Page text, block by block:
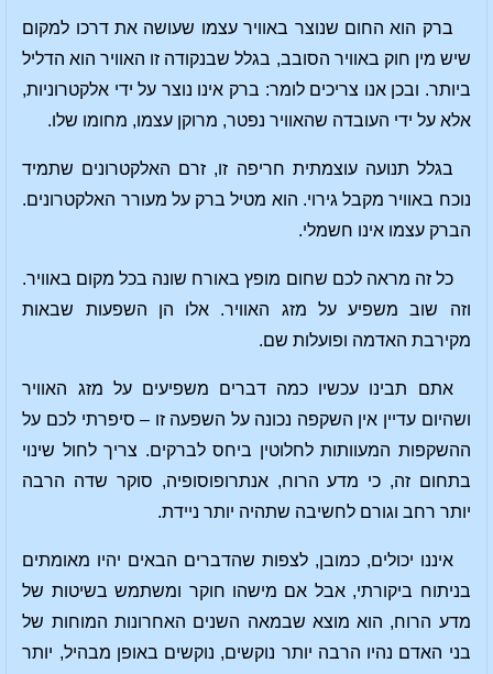
ברק הוא החום שנוצר באוויר עצמו שעושה את דרכו למקום
שיש מין חוק באוויר הסובב, בגלל שבנקודה זו האוויר הוא הדליל
ביותר. ובכן אנו צריכים לומר: ברק אינו נוצר על ידי אלקטרוניות,
אלא על ידי העובדה שהאוויר נפטר, מרוקן עצמו, מחומו שלו.
בגלל תנועה עוצמתית חריפה זו, זרם האלקטרונים שתמיד
נוכח באוויר מקבל גירוי. הוא מטיל ברק על מעורר האלקטרונים.
הברק עצמו אינו חשמלי.
כל זה מראה לכם שחום מופץ באורח שונה בכל מקום באוויר.
וזה שוב משפיע על מזג האוויר. אלו הן השפעות שבאות
מקירבת האדמה ופועלות שם.
אתם תבינו עכשיו כמה דברים משפיעים על מזג האוויר
ושהיום עדיין אין השקפה נכונה על השפעה זו – סיפרתי לכם על
ההשקפות המעוותות לחלוטין ביחס לברקים. צריך לחול שינוי
בתחום זה, כי מדע הרוח, אנתרופוסופיה, סוקר שדה הרבה
יותר רחב וגורם לחשיבה שתהיה יותר ניידת.
איננו יכולים, כמובן, לצפות שהדברים הבאים יהיו מאומתים
בניתוח ביקורתי, אבל אם מישהו חוקר ומשתמש בשיטות של
מדע הרוח, הוא מוצא שבמאה השנים האחרונות המוחות של
בני האדם נהיו הרבה יותר נוקשים, נוקשים באופן מבהיל, יותר